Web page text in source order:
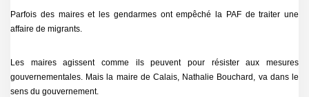
Parfois des maires et les gendarmes ont empêché la PAF de traiter une
affaire de migrants.
Les maires agissent comme ils peuvent pour résister aux mesures
gouvernementales. Mais la maire de Calais, Nathalie Bouchard, va dans le
sens du gouvernement.